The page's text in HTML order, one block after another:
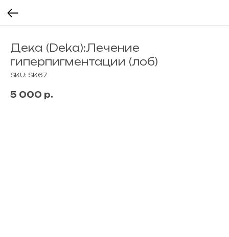
Дека (Deka):Лечение
гиперпигментации (лоб)
SKU: SK67
5 000 р.